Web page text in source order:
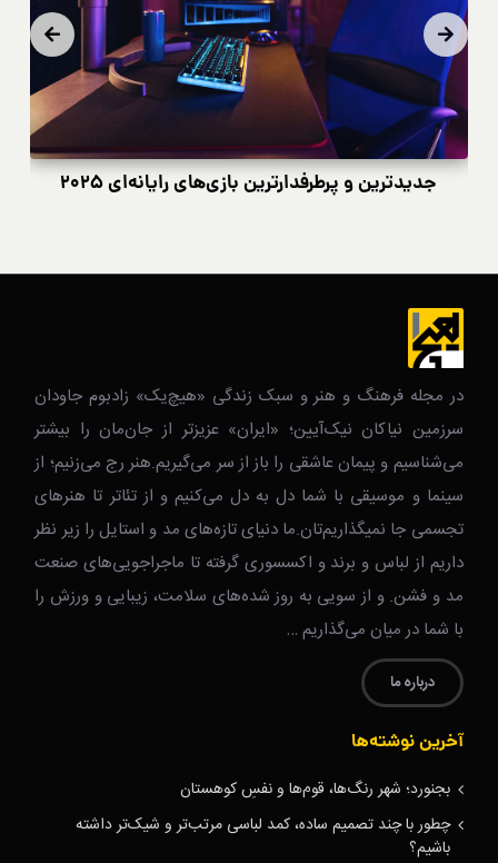
جدیدترین و پرطرفدارترین بازی‌های رایانه‌ای ۲۰۲۵
در مجله فرهنگ و هنر و سبک زندگی‌ «هیچ‌یک» زادبوم جاودان
سرزمین نیاکان نیک‌‌‌آیین؛ «ایران» عزیزتر از جان‌مان را بیشتر
می‌شناسیم و پیمان عاشقی را باز از سر می‌گیریم.هنر رج می‌زنیم؛ از
سینما و موسیقی با شما دل به دل می‌کنیم و از تئاتر تا هنرهای
تجسمی جا نمیگذاریم‌تان.ما دنیای تازه‌های مد و استایل را زیر نظر
داریم از لباس و برند و اکسسوری گرفته تا ماجراجویی‌های صنعت
مد و فشن. و از سویی به روز شده‌های سلامت، زیبایی و ورزش را
با شما در میان می‌گذاریم …
درباره ما
آخرین نوشته‌ها
بجنورد؛ شهر رنگ‌ها، قوم‌ها و نفسِ کوهستان
چطور با چند تصمیم ساده، کمد لباسی مرتب‌تر و شیک‌تر داشته
باشیم؟